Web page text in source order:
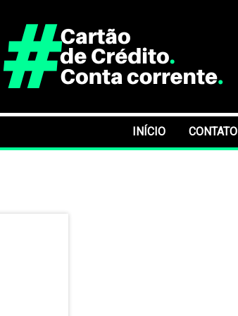
INÍCIO CONTATO